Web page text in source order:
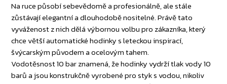
Na ruce působí sebevědomě a profesionálně, ale stále
zůstávají elegantní a dlouhodobě nositelné. Právě tato
vyváženost z nich dělá výbornou volbu pro zákazníka, který
chce větší automatické hodinky s leteckou inspirací,
švýcarským původem a ocelovým tahem.
Vodotěsnost 10 bar znamená, že hodinky vydrží tlak vody 10
barů a jsou konstrukčně vyrobené pro styk s vodou, nikoliv